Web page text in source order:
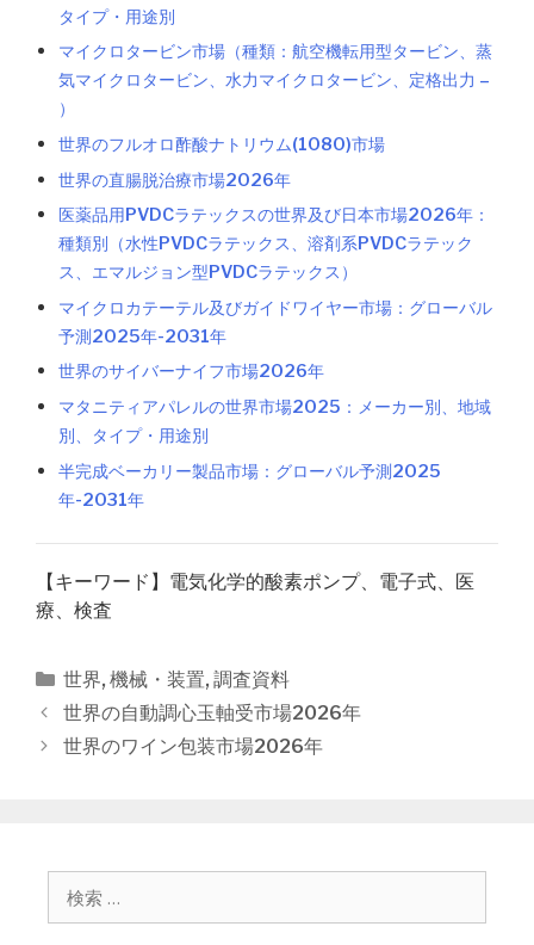
タイプ・用途別
マイクロタービン市場（種類：航空機転用型タービン、蒸
気マイクロタービン、水力マイクロタービン、定格出力 –
）
世界のフルオロ酢酸ナトリウム(1080)市場
世界の直腸脱治療市場2026年
医薬品用PVDCラテックスの世界及び日本市場2026年：
種類別（水性PVDCラテックス、溶剤系PVDCラテック
ス、エマルジョン型PVDCラテックス）
マイクロカテーテル及びガイドワイヤー市場：グローバル
予測2025年-2031年
世界のサイバーナイフ市場2026年
マタニティアパレルの世界市場2025：メーカー別、地域
別、タイプ・用途別
半完成ベーカリー製品市場：グローバル予測2025
年-2031年
【キーワード】電気化学的酸素ポンプ、電子式、医
療、検査
カ
テ
ゴ
世界, 機械・装置, 調査資料
投
稿
世界の自動調心玉軸受市場2026年
世界のワイン包装市場2026年